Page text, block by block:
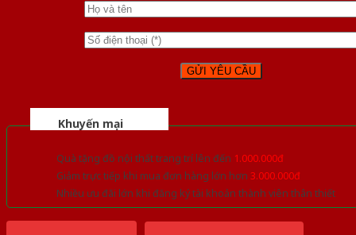
Khuyến mại
Quà tặng đồ nội thất trang trí lên đến 1.000.000đ
Giảm trực tiếp khi mua đơn hàng lớn hơn 3.000.000đ
Nhiều ưu đãi lớn khi đăng ký tài khoản thành viên thân thiết